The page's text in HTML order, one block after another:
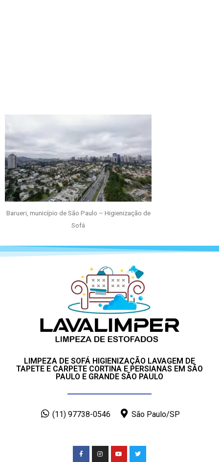
Barueri, município de São Paulo – Higienização de
Sofá
LIMPEZA DE SOFÁ HIGIENIZAÇÃO LAVAGEM DE
TAPETE E CARPETE CORTINA E PERSIANAS EM SÃO
PAULO E GRANDE SÃO PAULO
(11) 97738-0546 São Paulo/SP